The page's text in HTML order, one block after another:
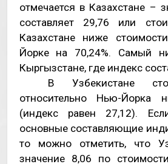
отмечается в Казахстане –
составляет 29,76 или
Казахстане ниже
Йорке на 70,24%. Самый
Кыргызстане, где индекс
В Узбекистане
относительно Нью-Йорка
(индекс равен 27,12).
основные составляющие
то можно отметить, что
значение 8,06 по